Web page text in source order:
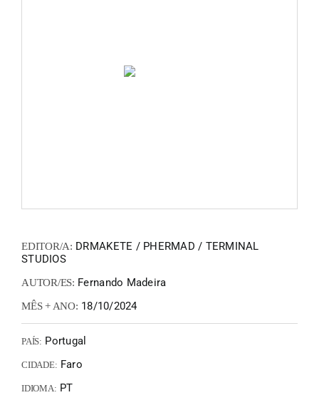
EDITOR/A: DRMAKETE / PHERMAD / TERMINAL
STUDIOS
AUTOR/ES: Fernando Madeira
MÊS + ANO: 18/10/2024
PAÍS: Portugal
CIDADE: Faro
IDIOMA: PT